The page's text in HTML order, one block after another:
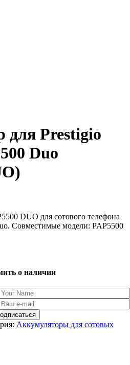
для Prestigio
Duo
DUO для сотового телефона
Совместимые модели: PAP5500
о наличии
Аккумуляторы для сотовых